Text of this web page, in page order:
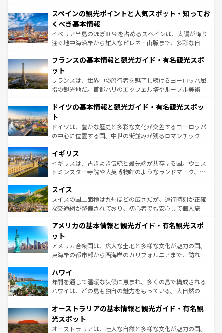
ろん、トスカーナの美しい田園風景やアマルフィ海岸の絶
景など、自然景観も見逃せない。観光の合間には、本場の
ピザやパスタなど、絶品のイタリア料理を堪能することも
できる。朝目覚めてから夜眠るまで、すべての瞬間を楽し
なお、新着のイタリア情報はコンテンツ一覧を参照してほ
しい。
スペインの観光ポイントと人気スポット・知ってお
くべき基本情報
イベリア半島のほぼ80％を占めるスペインは、太陽が降り
注ぐ地中海沿岸から雄大なピレネー山脈まで、多彩な自然
文化が根付くこの国では、情熱的なフラメンコ、熱気あふ
れる闘牛、そして美味しいタパスが生活の一部となってい
る。首都マドリードの洗練された雰囲気や、バルセロナの
アートに溢れた街角から、地方では古代ローマ遺跡や中世
せる。地方によって風土や気候が異なるスペインはその個
ンテンツ一覧 を参照してほしい。
フランスの基本情報と観光ガイド・有名観光スポ
ット
フランスは、世界中の旅行者を魅了し続けるヨーロッパ屈
指の観光地だ。首都パリのエッフェル塔やルーブル美術館
で、幅広い魅力が詰まっている。華麗な宮殿、歴史的な大
聖堂、美しいビーチ、そして豊かな自然が、訪れる者を心
から魅了する。また、フランスは美食の国としても知ら
れ、フランス料理はユネスコ無形文化遺産にも登録されて
香り高いラベンダー畑など、多彩な楽しみ方が可能だ。さ
らに、パリ以外の地域にも魅力が溢れており、どの街角に
も豊かな歴史と文化が息づいている。パリ以外の個性あふ
を参照してほしい。
ドイツの基本情報と観光ガイド・有名観光スポッ
ト
ドイツは、豊かな歴史と多彩な文化が交差するヨーロッパ
の中心に位置する国。中世の街並みが残るロマンチック街
顔を持つこの国は、どこを歩いても飽きることがない。ベ
ルリンの文化的活気、バイエルン州のアルプスの絶景、そ
してライン川沿いのワイン畑といった風景は必見。ビール
は、お酒好きな人にはぜひ体験してほしい。 なお、新着の
ドイツ情報はコンテンツ一覧を参照してほしい。
イギリス
イギリスは、古きよき伝統と最先端が共存する国。ウェス
トミンスター寺院や大英博物館のようなランドマーク、歴
リアごとに異なる魅力がある。また、優雅なアフタヌーン
ティー、ビール好きにはたまらない英国パブ、サッカー観
戦など、本場だからこそできる体験も豊富。イギリスを旅
ンツ一覧を参照してほしい。
スイス
スイスの国土面積は九州ほどの広さだが、運行時刻が正確
な交通網が整備されており、初心者でも安心して個人旅行
の建物がそのまま残る町や、スイスならではのユニークな
博物館もあり、アルプス観光だけでなく町歩きも満喫する
ことができる。国民の所得が高いため物価も高いが、旅行
者向けの交通パス提供のサービスもあり、うまく活用すれ
着のスイス情報は
アメリカの基本情報と観光ガイド・有名観光スポ
ット
アメリカ合衆国は、広大な土地と多様な文化が魅力の国。
東海岸の都市部から西海岸のカリフォルニアまで、訪れる
のような巨大都市は、観光、ショッピング、エンターテイ
ンメントが詰まった刺激的なスポットだ。一方、アメリカ
西部には大自然が広がり、グランドキャニオンやイエロー
部のニューオーリンズでは、音楽と美食が融合した独特の
文化が魅力。旅行者はアメリカの各地域で異なる魅力を楽
しみながら、その多様性と豊かな歴史を感じることができ
ハワイ
年間を通じて温暖な気候に恵まれ、多くの島で構成される
ハワイは、どの島も独自の魅力をもっている。大自然の神
ワイ島は見逃せない。また、定番の観光地といえばオアフ
島だが、静かな自然を求めるならマウイ島やカウアイ島が
おすすめ。エメラルドグリーンに輝く海をはじめ、豊かな
オーストラリアの基本情報と観光ガイド・有名観
光スポット
オーストラリアは、壮大な自然と多様な文化が魅力の国。